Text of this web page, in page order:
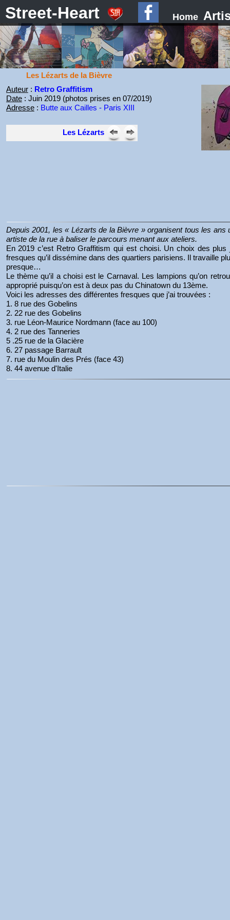
Street-Heart Home
Les Lézarts de la Bièvre
Auteur: Retro Graffitism
Date: Juin 2019 (photos prises en 07/2019)
Adresse: Butte aux Cailles - Paris XIII
Les Lézarts
Depuis 2001, les « Lézarts de la Bièvre » organisent tous les
artiste de la rue à baliser le parcours menant aux ateliers.
En 2019 c’est Retro Graffitism qui est choisi. Un choix des
fresques qu’il dissémine dans des quartiers parisiens. Il travaille
presque…
Le thème qu’il a choisi est le Carnaval. Les lampions qu’on
approprié puisqu’on est à deux pas du Chinatown du 13ème.
Voici les adresses des différentes fresques que j’ai trouvées :
1. 8 rue des Gobelins
2. 22 rue des Gobelins
3. rue Léon-Maurice Nordmann (face au 100)
4. 2 rue des Tanneries
5 .25 rue de la Glacière
6. 27 passage Barrault
7. rue du Moulin des Prés (face 43)
8. 44 avenue d'Italie